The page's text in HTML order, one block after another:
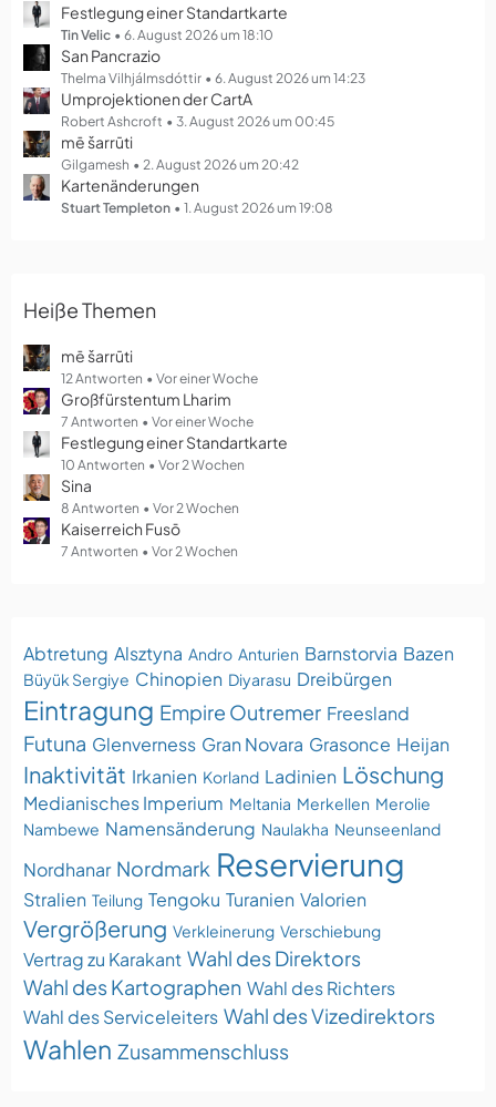
g
e
i
t
r
ä
g
e
Festlegung einer Standartkarte
Tin Velic 6. August 2026 um 18:10
San Pancrazio
Thelma Vilhjálmsdóttir 6. August 2026 um 14:23
Umprojektionen der CartA
Robert Ashcroft 3. August 2026 um 00:45
mē šarrūti
Gilgamesh 2. August 2026 um 20:42
Kartenänderungen
Stuart Templeton 1. August 2026 um 19:08
Heiße Themen
mē šarrūti
12 Antworten Vor einer Woche
Großfürstentum Lharim
7 Antworten Vor einer Woche
Festlegung einer Standartkarte
10 Antworten Vor 2 Wochen
Sina
8 Antworten Vor 2 Wochen
Kaiserreich Fusō
7 Antworten Vor 2 Wochen
Abtretung Alsztyna Andro Anturien Barnstorvia Bazen
Büyük Sergiye Chinopien Diyarasu Dreibürgen
Eintragung Empire Outremer Freesland
Futuna Glenverness Gran Novara Grasonce Heijan
Inaktivität Irkanien Korland Ladinien Löschung
Medianisches Imperium Meltania Merkellen Merolie
Nambewe Namensänderung Naulakha Neunseenland
Nordhanar Nordmark Reservierung
Stralien Teilung Tengoku Turanien Valorien
Vergrößerung Verkleinerung Verschiebung
Vertrag zu Karakant Wahl des Direktors
Wahl des Kartographen Wahl des Richters
Wahl des Serviceleiters Wahl des Vizedirektors
Wahlen Zusammenschluss